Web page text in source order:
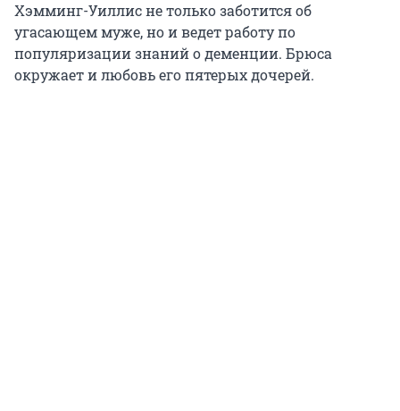
Хэмминг-Уиллис не только заботится об
угасающем муже, но и ведет работу по
популяризации знаний о деменции. Брюса
окружает и любовь его пятерых дочерей.